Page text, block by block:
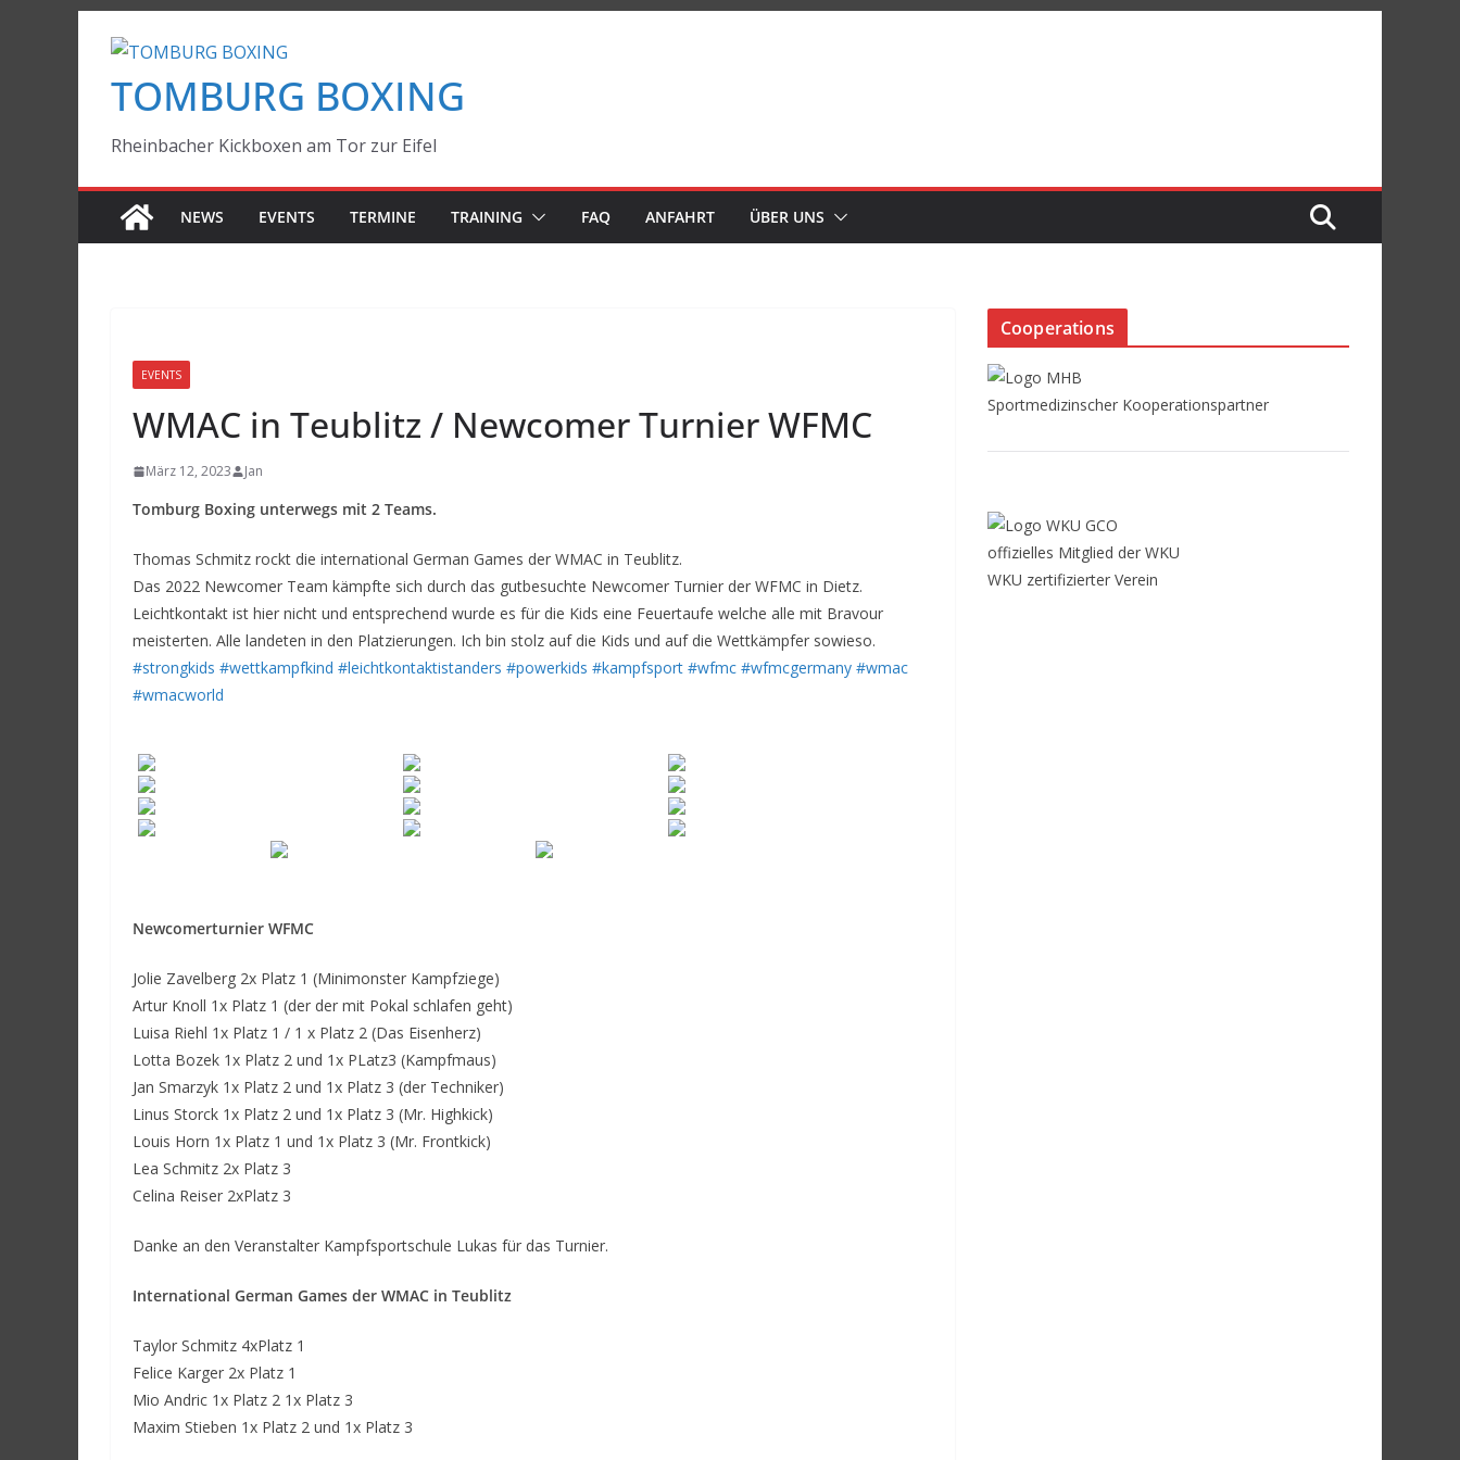
Inhalt
springen
TOMBURG BOXING
Rheinbacher Kickboxen am Tor zur Eifel
NEWS EVENTS TERMINE TRAINING FAQ ANFAHRT ÜBER UNS
EVENTS
WMAC in Teublitz / Newcomer Turnier WFMC
März 12, 2023 Jan
Tomburg Boxing unterwegs mit 2 Teams.
Thomas Schmitz rockt die international German Games der WMAC in Teublitz.
Das 2022 Newcomer Team kämpfte sich durch das gutbesuchte Newcomer Turnier der WFMC in Dietz.
Leichtkontakt ist hier nicht und entsprechend wurde es für die Kids eine Feuertaufe welche alle mit Bravour
meisterten. Alle landeten in den Platzierungen. Ich bin stolz auf die Kids und auf die Wettkämpfer sowieso.
#strongkids #wettkampfkind #leichtkontaktistanders #powerkids #kampfsport #wfmc #wfmcgermany #wmac
#wmacworld
Newcomerturnier WFMC
Jolie Zavelberg 2x Platz 1 (Minimonster Kampfziege)
Artur Knoll 1x Platz 1 (der der mit Pokal schlafen geht)
Luisa Riehl 1x Platz 1 / 1 x Platz 2 (Das Eisenherz)
Lotta Bozek 1x Platz 2 und 1x PLatz3 (Kampfmaus)
Jan Smarzyk 1x Platz 2 und 1x Platz 3 (der Techniker)
Linus Storck 1x Platz 2 und 1x Platz 3 (Mr. Highkick)
Louis Horn 1x Platz 1 und 1x Platz 3 (Mr. Frontkick)
Lea Schmitz 2x Platz 3
Celina Reiser 2xPlatz 3
Danke an den Veranstalter Kampfsportschule Lukas für das Turnier.
International German Games der WMAC in Teublitz
Taylor Schmitz 4xPlatz 1
Felice Karger 2x Platz 1
Mio Andric 1x Platz 2 1x Platz 3
Maxim Stieben 1x Platz 2 und 1x Platz 3
Cooperations
Sportmedizinscher Kooperationspartner
offizielles Mitglied der WKU
WKU zertifizierter Verein